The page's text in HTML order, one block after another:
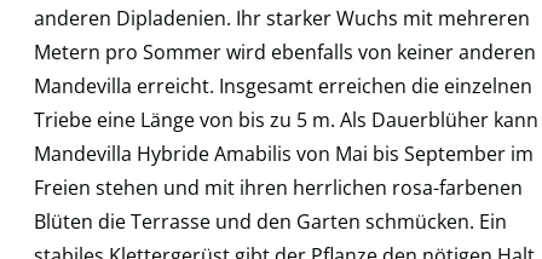
anderen Dipladenien. Ihr starker Wuchs mit mehreren
Metern pro Sommer wird ebenfalls von keiner anderen
Mandevilla erreicht. Insgesamt erreichen die einzelnen
Triebe eine Länge von bis zu 5 m. Als Dauerblüher kann
Mandevilla Hybride Amabilis von Mai bis September im
Freien stehen und mit ihren herrlichen rosa-farbenen
Blüten die Terrasse und den Garten schmücken. Ein